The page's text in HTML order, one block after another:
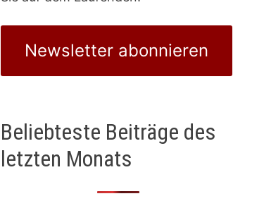
Newsletter abonnieren
Beliebteste Beiträge des
letzten Monats